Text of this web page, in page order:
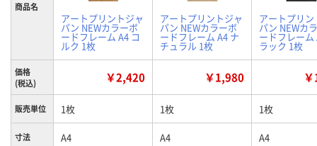
商品名
アートプリントジャ
パン NEWカラーボ
ードフレーム A4 コ
ルク 1枚
アートプリントジャ
パン NEWカラーボ
ードフレーム A4 ナ
チュラル 1枚
アートプリ
パン NEWカ
ードフレーム
ラック 1枚
価格
(税込)
￥2,420 ￥1,980
販売単位 1枚 1枚 1枚
寸法 A4 A4 A4